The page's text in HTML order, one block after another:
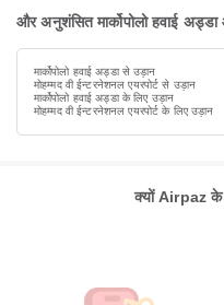
और अनुशंसित मार्कोपोलो हवाई अड्डा
मार्कोपोलो हवाई अड्डा से उड़ान
मोहम्मद वी ईन्टरनेशनल एयरपोर्ट से उड़ान
मार्कोपोलो हवाई अड्डा के लिए उड़ान
मोहम्मद वी ईन्टरनेशनल एयरपोर्ट के लिए उड़ान
क्यों Airpaz के